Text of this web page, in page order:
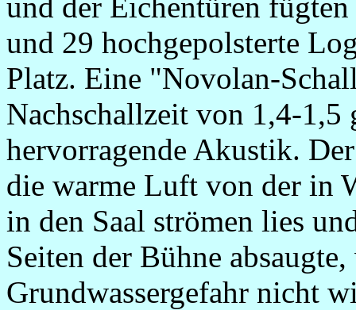
und 29 hochgepolsterte
Platz. Eine "Novolan-
Nachschallzeit von 1,4-1,5
hervorragende Akustik.
die warme Luft von der in
in den Saal strömen lies
Seiten der Bühne
Grundwassergefahr nicht